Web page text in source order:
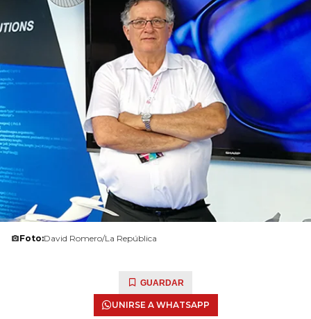
Foto:David Romero/La República
GUARDAR
UNIRSE A WHATSAPP